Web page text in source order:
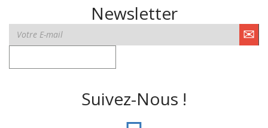
Newsletter
Suivez-Nous !